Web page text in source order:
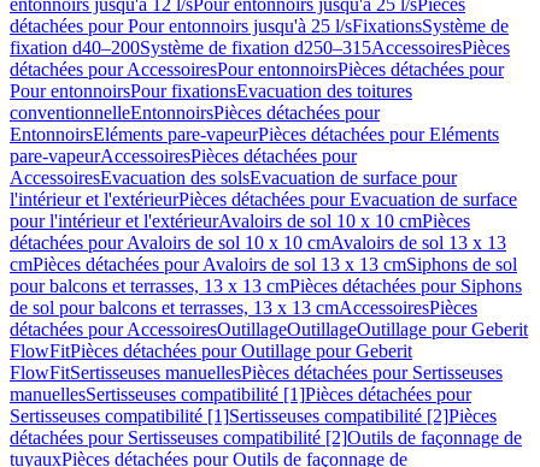
entonnoirs jusqu'à 12 l/sPour entonnoirs jusqu'à 25 l/sPièces
détachées pour Pour entonnoirs jusqu'à 25 l/sFixationsSystème de
fixation d40–200Système de fixation d250–315AccessoiresPièces
détachées pour AccessoiresPour entonnoirsPièces détachées pour
Pour entonnoirsPour fixationsEvacuation des toitures
conventionnelleEntonnoirsPièces détachées pour
EntonnoirsEléments pare-vapeurPièces détachées pour Eléments
pare-vapeurAccessoiresPièces détachées pour
AccessoiresEvacuation des solsEvacuation de surface pour
l'intérieur et l'extérieurPièces détachées pour Evacuation de surface
pour l'intérieur et l'extérieurAvaloirs de sol 10 x 10 cmPièces
détachées pour Avaloirs de sol 10 x 10 cmAvaloirs de sol 13 x 13
cmPièces détachées pour Avaloirs de sol 13 x 13 cmSiphons de sol
pour balcons et terrasses, 13 x 13 cmPièces détachées pour Siphons
de sol pour balcons et terrasses, 13 x 13 cmAccessoiresPièces
détachées pour AccessoiresOutillageOutillageOutillage pour Geberit
FlowFitPièces détachées pour Outillage pour Geberit
FlowFitSertisseuses manuellesPièces détachées pour Sertisseuses
manuellesSertisseuses compatibilité [1]Pièces détachées pour
Sertisseuses compatibilité [1]Sertisseuses compatibilité [2]Pièces
détachées pour Sertisseuses compatibilité [2]Outils de façonnage de
tuyauxPièces détachées pour Outils de façonnage de